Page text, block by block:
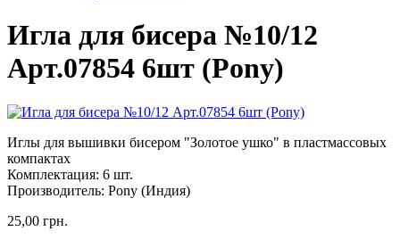
Игла для бисера №10/12
Арт.07854 6шт (Pony)
Иглы для вышивки бисером "Золотое ушко" в пластмассовых
компактах
Комплектация: 6 шт.
Производитель: Pony (Индия)
25,00 грн.